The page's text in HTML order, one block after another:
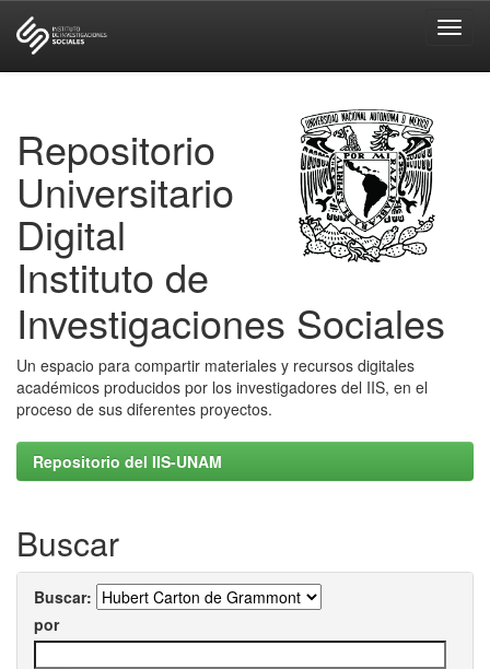
Repositorio
Universitario
Digital
Instituto de
Investigaciones Sociales
Un espacio para compartir materiales y recursos digitales
académicos producidos por los investigadores del IIS, en el
proceso de sus diferentes proyectos.
Repositorio del IIS-UNAM
Buscar
Buscar:
por